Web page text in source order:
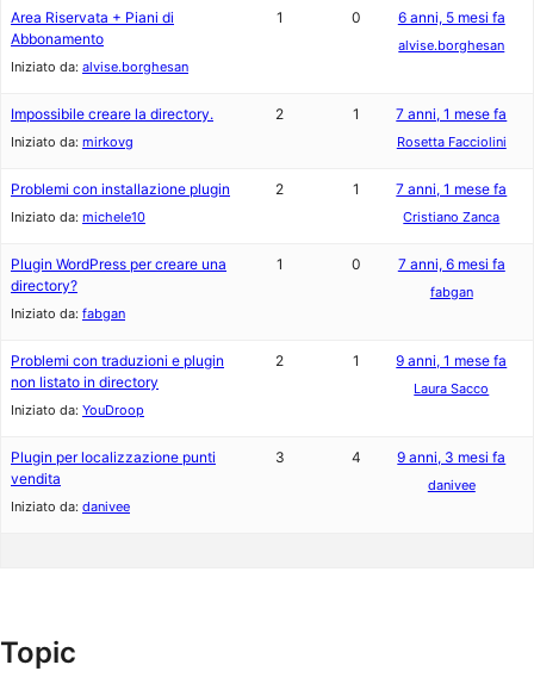
Area Riservata + Piani di
Abbonamento
Iniziato da: alvise.borghesan
1 0 6 anni, 5 mesi fa
alvise.borghesan
Impossibile creare la directory.
Iniziato da: mirkovg
2 1 7 anni, 1 mese fa
Rosetta Facciolini
Problemi con installazione plugin
Iniziato da: michele10
2 1 7 anni, 1 mese fa
Cristiano Zanca
Plugin WordPress per creare una
directory?
Iniziato da: fabgan
1 0 7 anni, 6 mesi fa
fabgan
Problemi con traduzioni e plugin
non listato in directory
Iniziato da: YouDroop
2 1 9 anni, 1 mese fa
Laura Sacco
Plugin per localizzazione punti
vendita
Iniziato da: danivee
3 4 9 anni, 3 mesi fa
danivee
Topic